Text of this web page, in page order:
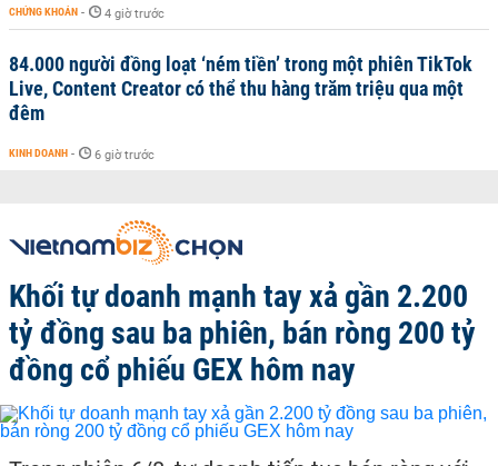
CHỨNG KHOÁN - 4 giờ trước
84.000 người đồng loạt ‘ném tiền’ trong một phiên TikTok
Live, Content Creator có thể thu hàng trăm triệu qua một
đêm
KINH DOANH - 6 giờ trước
Khối tự doanh mạnh tay xả gần 2.200
tỷ đồng sau ba phiên, bán ròng 200 tỷ
đồng cổ phiếu GEX hôm nay